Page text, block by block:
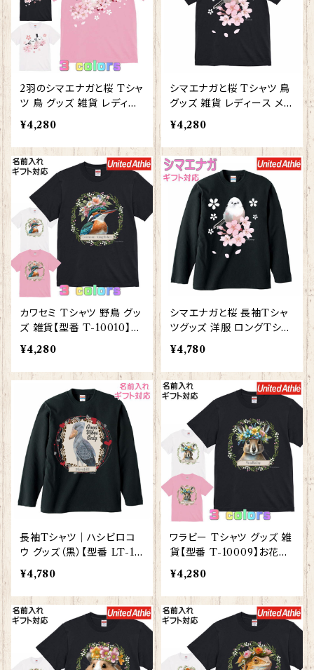
2羽のシマエナガと桜 Tシャ
ツ 鳥 グッズ 雑貨 レディー
ス メンズ 大きいサイズ グッ
ズ【型番 T-10011】しまえな
が プレゼント ギフト
¥4,280
シマエナガと桜 Tシャツ 鳥
グッズ 雑貨 レディース メン
ズ 【型番 T-10010】しまえ
なが プレゼント ギフト
¥4,280
カワセミ Tシャツ 野鳥 グッ
ズ 雑貨【型番 T-10010】レ
ディース メンズ お花の王冠
シリーズ
¥4,280
シマエナガと桜 長袖Tシャ
ツグッズ 洋服 ロングTシャ
ツ カットソー レディース メ
ンズ 【型番 LT-10010】しま
えなが プレゼント ギフト
¥4,780
長袖Tシャツ｜ハシビロコ
ウ グッズ（黒）【型番 LT-15
1】KYAPIArt きゃぴあーと
¥4,780
ワラビー Tシャツ グッズ 雑
貨【型番 T-10009】お花の
王冠シリーズ｜ 誕生日プレ
ゼント
¥4,280